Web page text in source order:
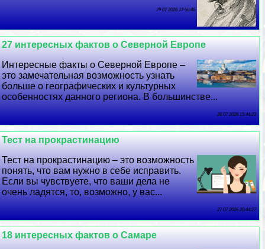
29 07 2026 12:50:46
27 интересных фактов о Северной Европе
Интересные факты о Северной Европе –
это замечательная возможность узнать
больше о географических и культурных
особенностях данного региона. В большинстве...
28 07 2026 15:44:23
Тест на прокрастинацию
Тест на прокрастинацию – это возможность
понять, что вам нужно в себе исправить.
Если вы чувствуете, что ваши дела не
очень ладятся, то, возможно, у вас...
27 07 2026 20:44:27
18 интересных фактов о Самаре